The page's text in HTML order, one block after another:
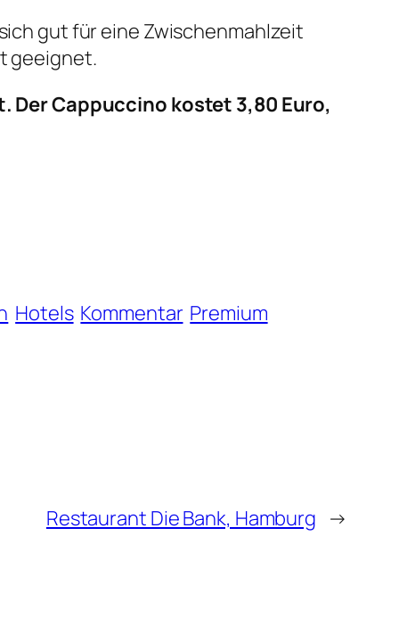
gut für eine Zwischenmahlzeit
geeignet.
Der Cappuccino kostet 3,80 Euro,
Hotels Kommentar Premium
Restaurant Die Bank, Hamburg →